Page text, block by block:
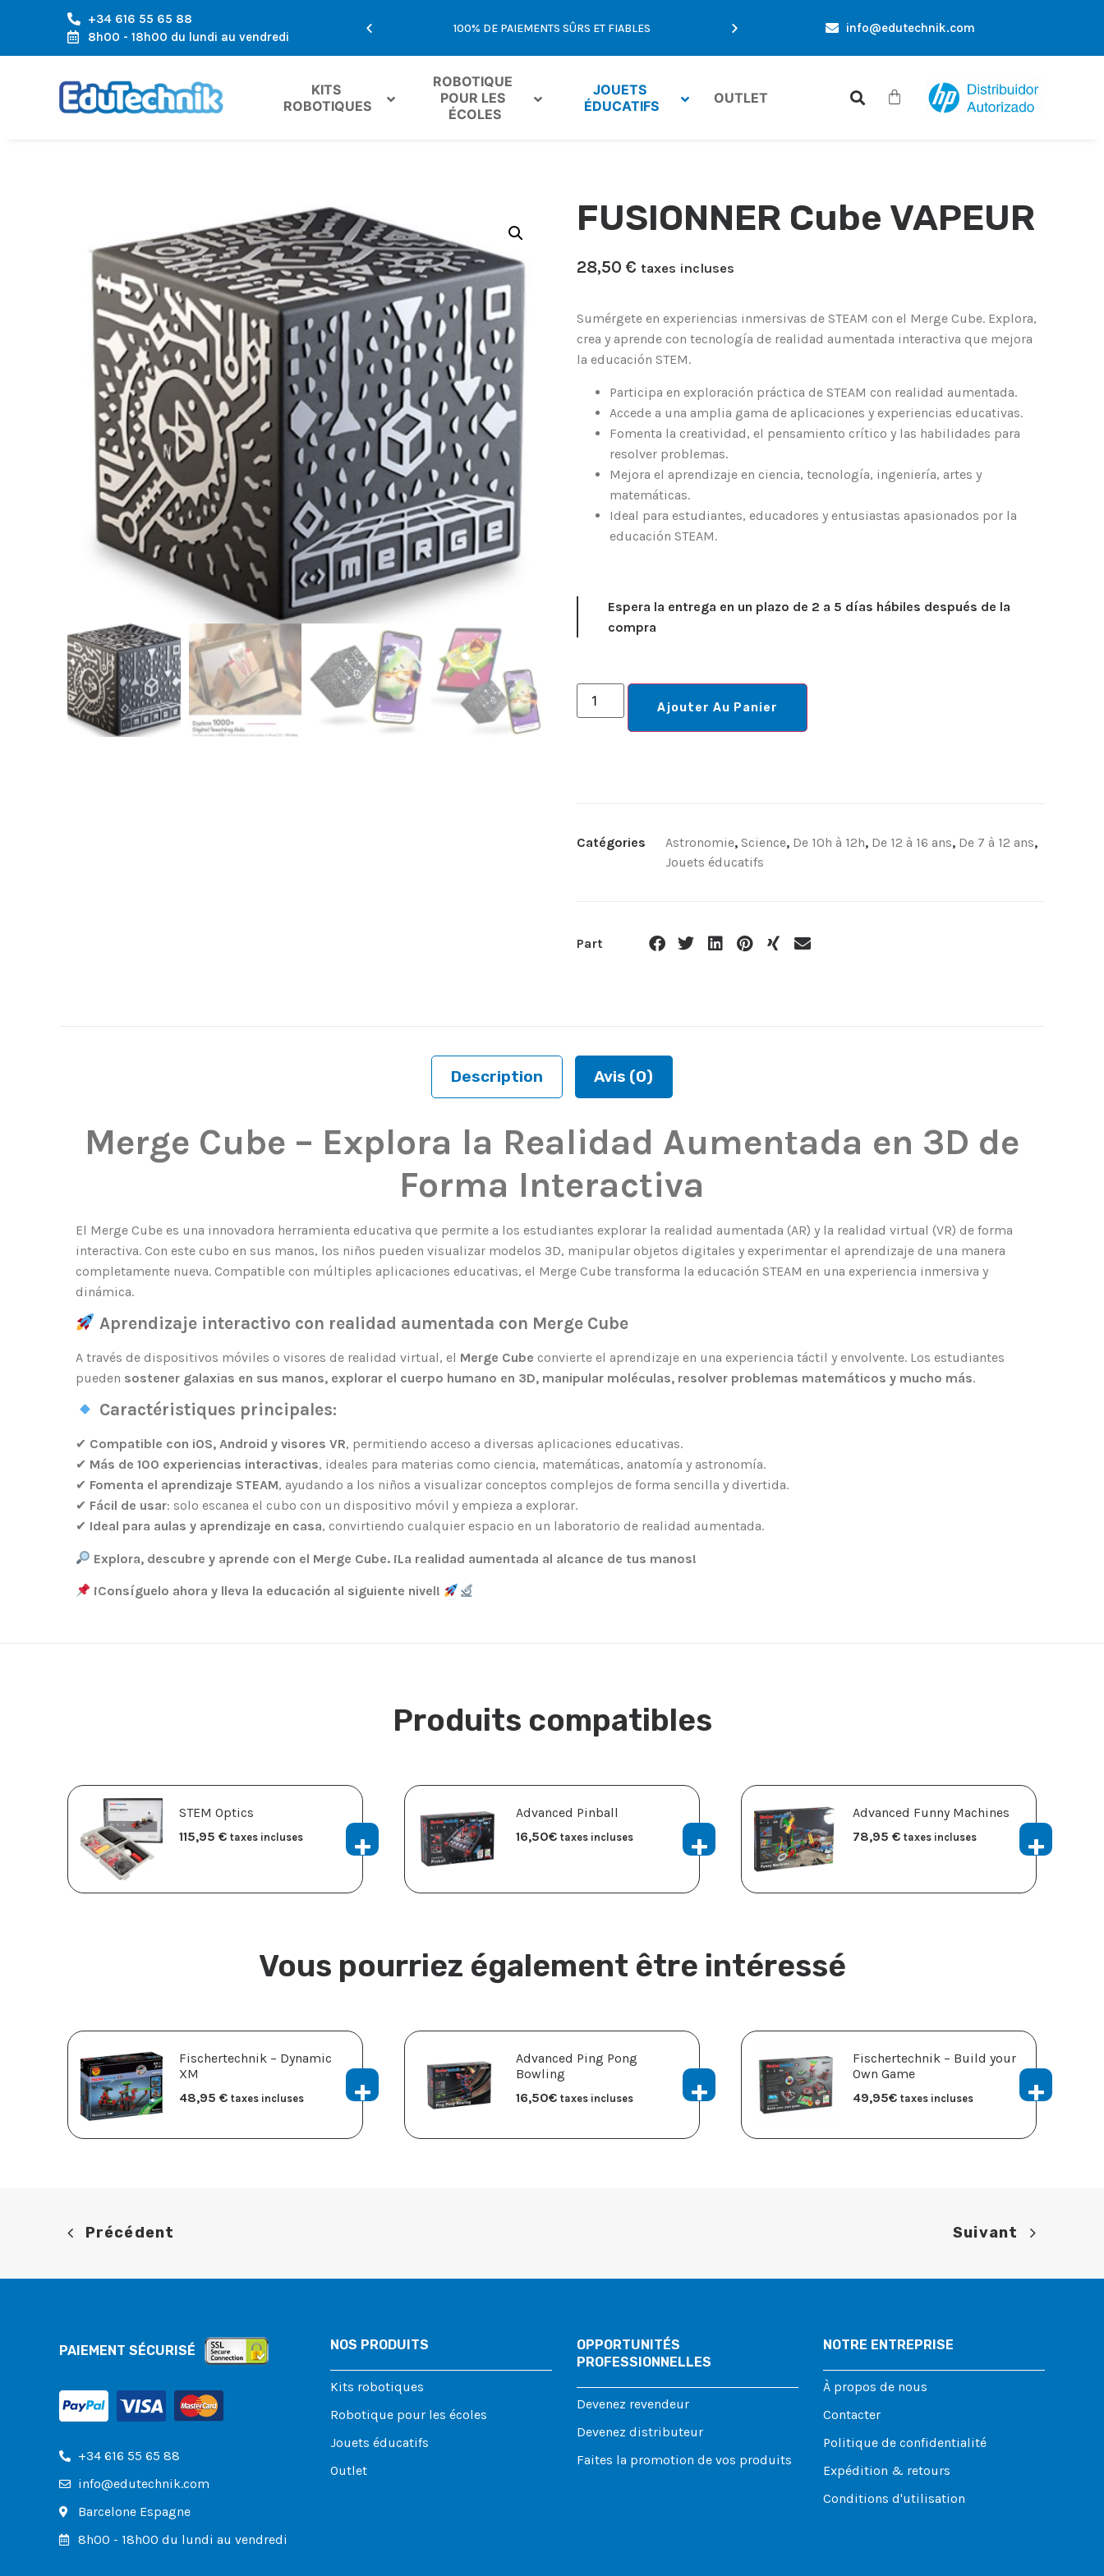
+34 616 55 65 88
8h00 - 18h00 du lundi au vendredi
RÉGION DE L'EUROPE EXPÉDITION RAPIDE, ARRIVÉE RAPIDE 100% DE PAIEMENTS SÛRS ET FIABLES OFFRES EXCLUSIVES UNIQUEMENT POUR VOUS
info@edutechnik.com
KITS
ROBOTIQUES
ROBOTIQUE
POUR LES
ÉCOLES
JOUETS
ÉDUCATIFS
OUTLET
FUSIONNER Cube VAPEUR
28,50 € taxes incluses
Sumérgete en experiencias inmersivas de STEAM con el Merge Cube. Explora,
crea y aprende con tecnología de realidad aumentada interactiva que mejora
la educación STEM.
Participa en exploración práctica de STEAM con realidad aumentada.
Accede a una amplia gama de aplicaciones y experiencias educativas.
Fomenta la creatividad, el pensamiento crítico y las habilidades para
resolver problemas.
Mejora el aprendizaje en ciencia, tecnología, ingeniería, artes y
matemáticas.
Ideal para estudiantes, educadores y entusiastas apasionados por la
educación STEAM.
Espera la entrega en un plazo de 2 a 5 días hábiles después de la
compra
Ajouter Au Panier
Catégories Astronomie, Science, De 10h à 12h, De 12 à 16 ans, De 7 à 12 ans,
Jouets éducatifs
Part
Description Avis (0)
Merge Cube – Explora la Realidad Aumentada en 3D de
Forma Interactiva
El Merge Cube es una innovadora herramienta educativa que permite a los estudiantes explorar la realidad aumentada (AR) y la realidad virtual (VR) de forma
interactiva. Con este cubo en sus manos, los niños pueden visualizar modelos 3D, manipular objetos digitales y experimentar el aprendizaje de una manera
completamente nueva. Compatible con múltiples aplicaciones educativas, el Merge Cube transforma la educación STEAM en una experiencia inmersiva y
dinámica.
Aprendizaje interactivo con realidad aumentada con Merge Cube
A través de dispositivos móviles o visores de realidad virtual, el Merge Cube convierte el aprendizaje en una experiencia táctil y envolvente. Los estudiantes
pueden sostener galaxias en sus manos, explorar el cuerpo humano en 3D, manipular moléculas, resolver problemas matemáticos y mucho más.
Caractéristiques principales:
✔ Compatible con iOS, Android y visores VR, permitiendo acceso a diversas aplicaciones educativas.
✔ Más de 100 experiencias interactivas, ideales para materias como ciencia, matemáticas, anatomía y astronomía.
✔ Fomenta el aprendizaje STEAM, ayudando a los niños a visualizar conceptos complejos de forma sencilla y divertida.
✔ Fácil de usar: solo escanea el cubo con un dispositivo móvil y empieza a explorar.
✔ Ideal para aulas y aprendizaje en casa, convirtiendo cualquier espacio en un laboratorio de realidad aumentada.
Explora, descubre y aprende con el Merge Cube. ¡La realidad aumentada al alcance de tus manos!
¡Consíguelo ahora y lleva la educación al siguiente nivel!
Produits compatibles
STEM Optics
115,95 € taxes incluses
Advanced Pinball
16,50€ taxes incluses
Advanced Funny Machines
78,95 € taxes incluses
Vous pourriez également être intéressé
Fischertechnik – Dynamic
XM
48,95 € taxes incluses
Advanced Ping Pong
Bowling
16,50€ taxes incluses
Fischertechnik – Build your
Own Game
49,95€ taxes incluses
Précédent Suivant
PAIEMENT SÉCURISÉ
+34 616 55 65 88
info@edutechnik.com
Barcelone Espagne
8h00 - 18h00 du lundi au vendredi
NOS PRODUITS
Kits robotiques
Robotique pour les écoles
Jouets éducatifs
Outlet
OPPORTUNITÉS
PROFESSIONNELLES
Devenez revendeur
Devenez distributeur
Faites la promotion de vos produits
NOTRE ENTREPRISE
À propos de nous
Contacter
Politique de confidentialité
Expédition & retours
Conditions d'utilisation